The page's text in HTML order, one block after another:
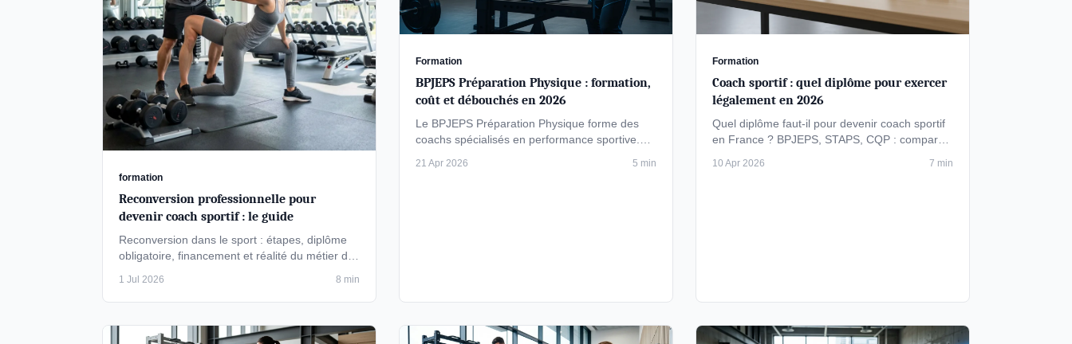
formation
Reconversion professionnelle pour
devenir coach sportif : le guide
Reconversion dans le sport : étapes, diplôme
obligatoire, financement et réalité du métier de
1 Jul 2026 8 min
Formation
BPJEPS Préparation Physique : formation,
coût et débouchés en 2026
Le BPJEPS Préparation Physique forme des
coachs spécialisés en performance sportive.
…
21 Apr 2026 5 min
Formation
Coach sportif : quel diplôme pour exercer
légalement en 2026
Quel diplôme faut-il pour devenir coach sportif
en France ? BPJEPS, STAPS, CQP : comparatif
10 Apr 2026 7 min